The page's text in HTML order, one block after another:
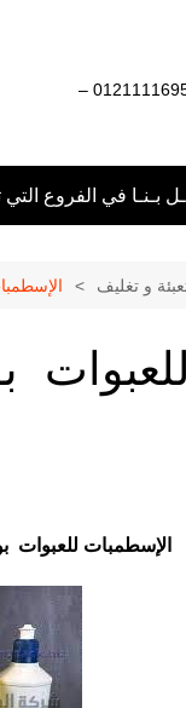
تعبئه وتغليف 01211116954 – 01211116956 –
بـنـا في الفروع
و تغليف
الإسطمبات للعبوات